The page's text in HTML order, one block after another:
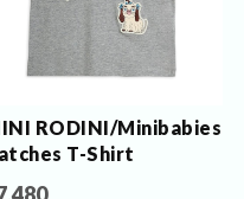
RODINI/Minibabies
T-Shirt